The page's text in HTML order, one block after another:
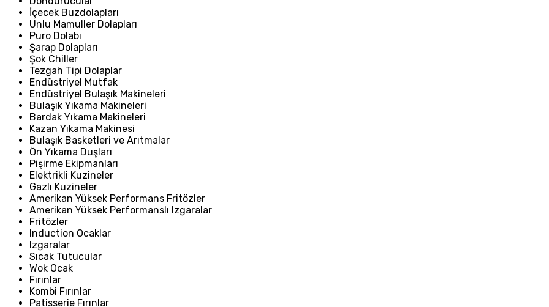
İçecek Buzdolapları
Unlu Mamuller Dolapları
Puro Dolabı
Şarap Dolapları
Şok Chiller
Tezgah Tipi Dolaplar
Endüstriyel Mutfak
Endüstriyel Bulaşık Makineleri
Bulaşık Yıkama Makineleri
Bardak Yıkama Makineleri
Kazan Yıkama Makinesi
Bulaşık Basketleri ve Arıtmalar
Ön Yıkama Duşları
Pişirme Ekipmanları
Elektrikli Kuzineler
Gazlı Kuzineler
Amerikan Yüksek Performans Fritözler
Amerikan Yüksek Performanslı Izgaralar
Fritözler
Induction Ocaklar
Izgaralar
Sıcak Tutucular
Wok Ocak
Fırınlar
Kombi Fırınlar
Patisserie Fırınlar